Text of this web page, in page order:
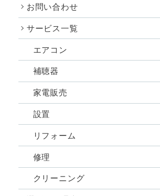
お問い合わせ
サービス一覧
エアコン
補聴器
家電販売
設置
リフォーム
修理
クリーニング